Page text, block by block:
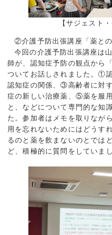
【サジェスト
②介護予防出張講座「薬との
今回の介護予防出張講座は
師が、認知症予防の観点から
ついてお話しされました。①
認知症の関係、③高齢者に対
症の新しい治療薬、⑤薬を服
と、などについて専門的な知
た。参加者はメモを取りなが
用を忘れないためにはどうす
るのと薬を飲まないのとでは
ど、積極的に質問をしていまし